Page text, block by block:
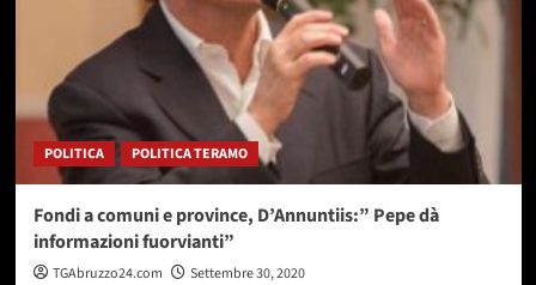
POLITICA POLITICA TERAMO
Fondi a comuni e province, D’Annuntiis:” Pepe dà
informazioni fuorvianti”
TGAbruzzo24.com
Settembre 30, 2020